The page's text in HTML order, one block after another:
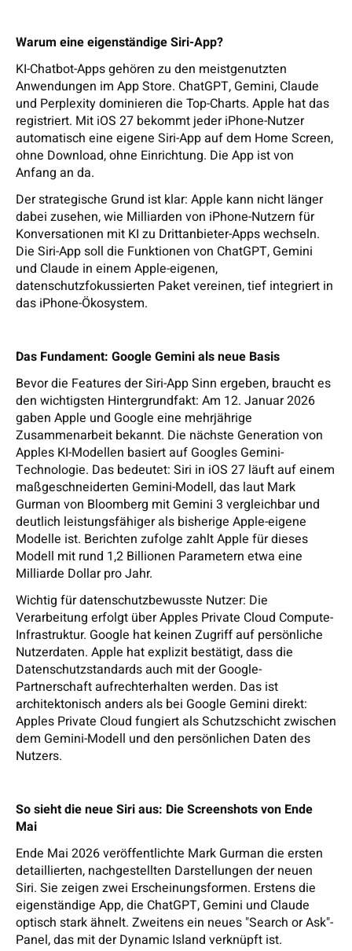
Warum eine eigenständige Siri-App?
KI-Chatbot-Apps gehören zu den meistgenutzten
Anwendungen im App Store. ChatGPT, Gemini, Claude
und Perplexity dominieren die Top-Charts. Apple hat das
registriert. Mit iOS 27 bekommt jeder iPhone-Nutzer
automatisch eine eigene Siri-App auf dem Home Screen,
ohne Download, ohne Einrichtung. Die App ist von
Anfang an da.
Der strategische Grund ist klar: Apple kann nicht länger
dabei zusehen, wie Milliarden von iPhone-Nutzern für
Konversationen mit KI zu Drittanbieter-Apps wechseln.
Die Siri-App soll die Funktionen von ChatGPT, Gemini
und Claude in einem Apple-eigenen,
datenschutzfokussierten Paket vereinen, tief integriert in
das iPhone-Ökosystem.
Das Fundament: Google Gemini als neue Basis
Bevor die Features der Siri-App Sinn ergeben, braucht es
den wichtigsten Hintergrundfakt: Am 12. Januar 2026
gaben Apple und Google eine mehrjährige
Zusammenarbeit bekannt. Die nächste Generation von
Apples KI-Modellen basiert auf Googles Gemini-
Technologie. Das bedeutet: Siri in iOS 27 läuft auf einem
maßgeschneiderten Gemini-Modell, das laut Mark
Gurman von Bloomberg mit Gemini 3 vergleichbar und
deutlich leistungsfähiger als bisherige Apple-eigene
Modelle ist. Berichten zufolge zahlt Apple für dieses
Modell mit rund 1,2 Billionen Parametern etwa eine
Milliarde Dollar pro Jahr.
Wichtig für datenschutzbewusste Nutzer: Die
Verarbeitung erfolgt über Apples Private Cloud Compute-
Infrastruktur. Google hat keinen Zugriff auf persönliche
Nutzerdaten. Apple hat explizit bestätigt, dass die
Datenschutzstandards auch mit der Google-
Partnerschaft aufrechterhalten werden. Das ist
architektonisch anders als bei Google Gemini direkt:
Apples Private Cloud fungiert als Schutzschicht zwischen
dem Gemini-Modell und den persönlichen Daten des
Nutzers.
So sieht die neue Siri aus: Die Screenshots von Ende
Mai
Ende Mai 2026 veröffentlichte Mark Gurman die ersten
detaillierten, nachgestellten Darstellungen der neuen
Siri. Sie zeigen zwei Erscheinungsformen. Erstens die
eigenständige App, die ChatGPT, Gemini und Claude
optisch stark ähnelt. Zweitens ein neues "Search or Ask"-
Panel, das mit der Dynamic Island verknüpft ist.